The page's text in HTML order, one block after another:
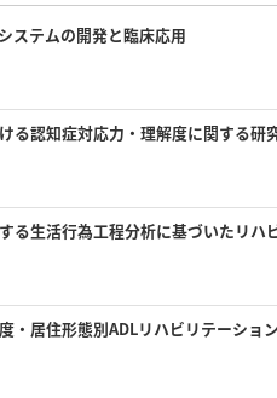
ステムの開発と臨床応用
る認知症対応力・理解度に関する研
る生活行為工程分析に基づいたリ
・居住形態別ADLリハビリテーショ